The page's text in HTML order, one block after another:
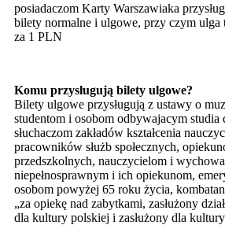
posiadaczom Karty Warszawiaka
bilety normalne i ulgowe, przy czym
za 1 PLN
Komu przysługują bilety ulgowe?
Bilety ulgowe przysługują z ustawy o
studentom i osobom odbywajacym studia
słuchaczom zakładów kształcenia
pracowników służb społecznych,
przedszkolnych, nauczycielom i
niepełnosprawnym i ich opiekunom,
osobom powyżej 65 roku życia,
„za opiekę nad zabytkami, zasłużony
dla kultury polskiej i zasłużony dla